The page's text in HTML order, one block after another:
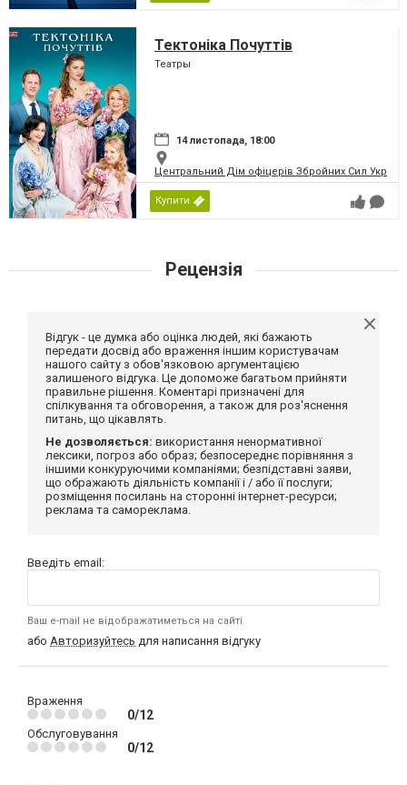
Тектоніка Почуттів
Театры
14 листопада, 18:00
Центральний Дім офіцерів Збройних Сил
Купити
Рецензія
Відгук - це думка або оцінка людей, які бажають
передати досвід або враження іншим користувачам
нашого сайту з обов'язковою аргументацією
залишеного відгука. Це допоможе багатьом прийняти
правильне рішення. Коментарі призначені для
спілкування та обговорення, а також для роз'яснення
питань, що цікавлять.
Не дозволяється: використання ненормативної
лексики, погроз або образ; безпосереднє порівняння з
іншими конкуруючими компаніями; безпідставні заяви,
що ображають діяльність компанії і / або її послуги;
розміщення посилань на сторонні інтернет-ресурси;
реклама та самореклама.
Введіть email:
Ваш e-mail не відображатиметься на сайті
або Авторизуйтесь для написання відгуку
Враження
0/12
Обслуговування
0/12